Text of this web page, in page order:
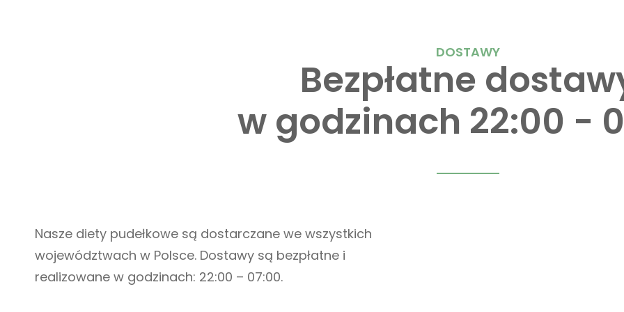
DOSTAWY
Bezpłatne
w godzinach 22:00 -
Nasze diety pudełkowe są dostarczane we wszystkich
województwach w Polsce. Dostawy są bezpłatne i
realizowane w godzinach: 22:00 – 07:00.